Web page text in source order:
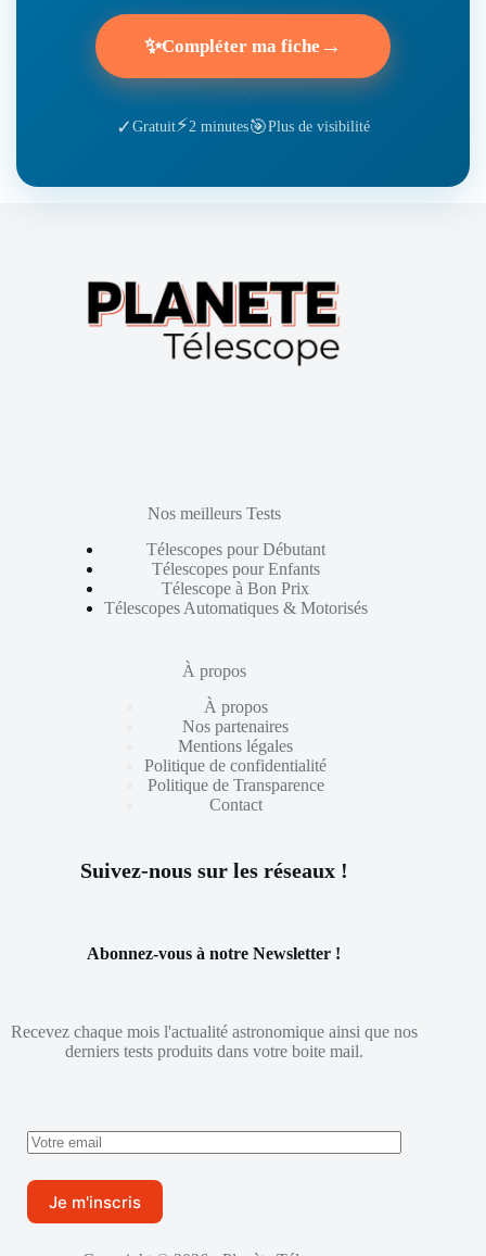
✨Compléter ma fiche →
✓ Gratuit⚡2 minutes🎯Plus de visibilité
Nos meilleurs Tests
Télescopes pour Débutant
Télescopes pour Enfants
Télescope à Bon Prix
Télescopes Automatiques & Motorisés
À propos
À propos
Nos partenaires
Mentions légales
Politique de confidentialité
Politique de Transparence
Contact
Suivez-nous sur les réseaux !
Abonnez-vous à notre Newsletter !
Recevez chaque mois l'actualité astronomique ainsi que nos
derniers tests produits dans votre boite mail.